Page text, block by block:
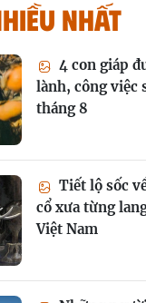
nhất
4 con giáp
lành, công việc
tháng 8
Tiết lộ sốc
cổ xưa từng
Việt Nam